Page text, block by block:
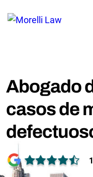
Abogado
casos de